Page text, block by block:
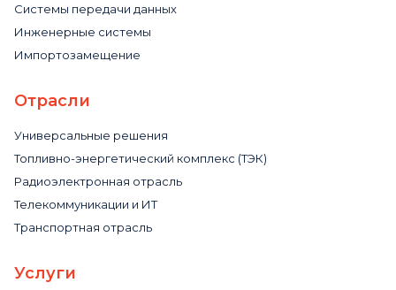
Системы передачи данных
Инженерные системы
Импортозамещение
Отрасли
Универсальные решения
Топливно-энергетический комплекс (ТЭК)
Радиоэлектронная отрасль
Телекоммуникации и ИТ
Транспортная отрасль
Услуги